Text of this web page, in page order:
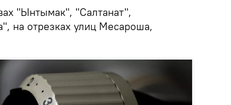
"Ынтымак", "Салтанат",
на отрезках улиц Месароша,